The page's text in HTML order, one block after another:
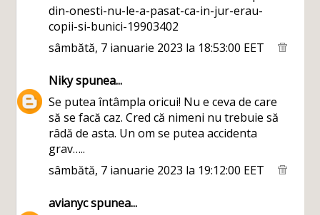
din-onesti-nu-le-a-pasat-ca-in-jur-erau-
copii-si-bunici-19903402
sâmbătă, 7 ianuarie 2023 la 18:53:00 EET
Nikyspunea...
Se putea întâmpla oricui! Nu e ceva de care
să se facă caz. Cred că nimeni nu trebuie să
râdă de asta. Un om se putea accidenta
grav…..
sâmbătă, 7 ianuarie 2023 la 19:12:00 EET
avianycspunea...